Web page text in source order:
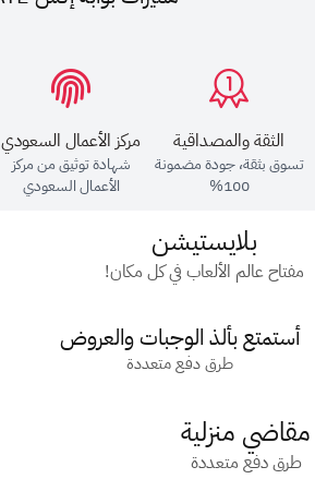
الثقة والمصداقية
تسوق بثقة، جودة مضمونة
100%
مركز الأعمال السعودي
شهادة توثيق من مركز
الأعمال السعودي
بلايستيشن
مفتاح عالم الألعاب في كل مكان!
أستمتع بألذ الوجبات والعروض
طرق دفع متعددة
مقاضي منزلية
طرق دفع متعددة